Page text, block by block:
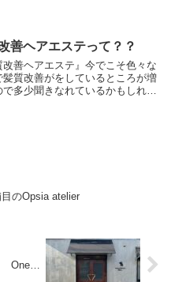
Ｉなどもあ...
善ヘアエステって？？
改善ヘアエステ』今でこそ色々な
髪質改善がをしているところが増
で多少聞きなれているかもしれま
目のOpsia atelier
One…